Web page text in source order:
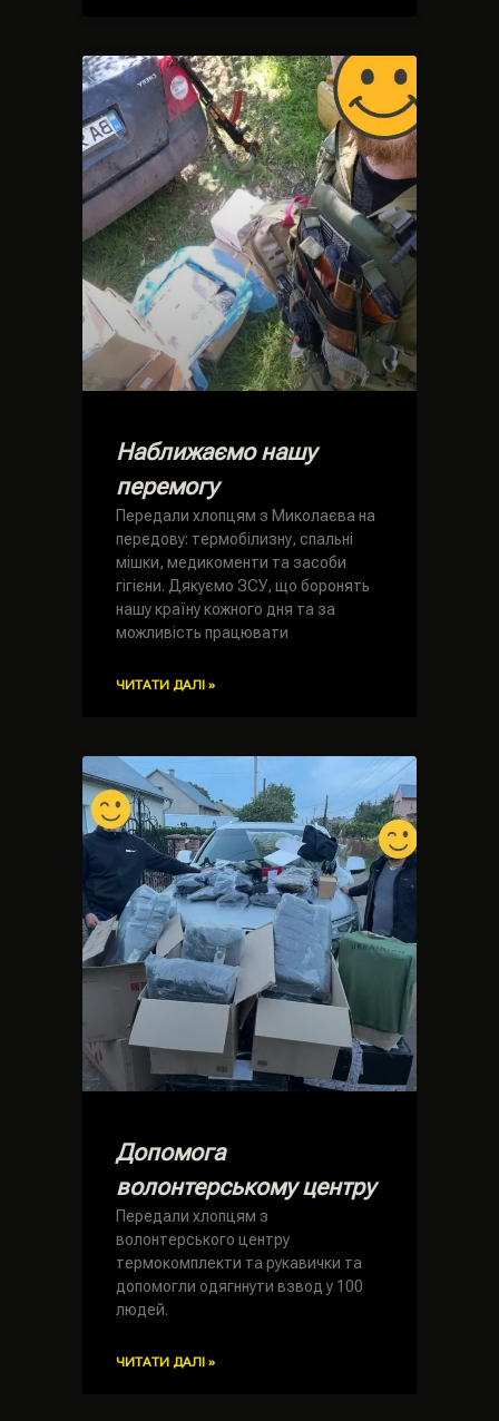
Наближаємо нашу
перемогу
Передали хлопцям з Миколаєва на
передову: термобілизну, спальні
мішки, медикоменти та засоби
гігієни. Дякуємо ЗСУ, що боронять
нашу країну кожного дня та за
можливість працювати
ЧИТАТИ ДАЛІ »
Допомога
волонтерському центру
Передали хлопцям з
волонтерського центру
термокомплекти та рукавички та
допомогли одягннути взвод у 100
людей.
ЧИТАТИ ДАЛІ »